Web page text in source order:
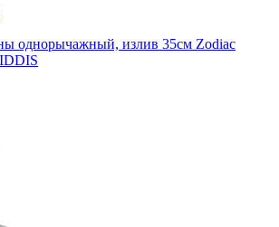
однорычажный, излив 35см Zodiac